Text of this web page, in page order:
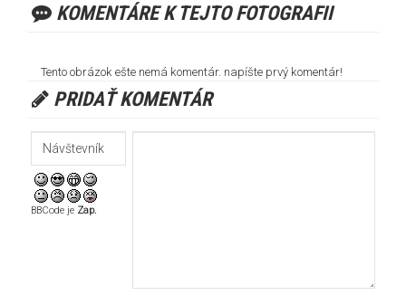
KOMENTÁRE K TEJTO FOTOGRAFII
Tento obrázok ešte nemá komentár. napíšte prvý komentár!
PRIDAŤ KOMENTÁR
BBCode je Zap.